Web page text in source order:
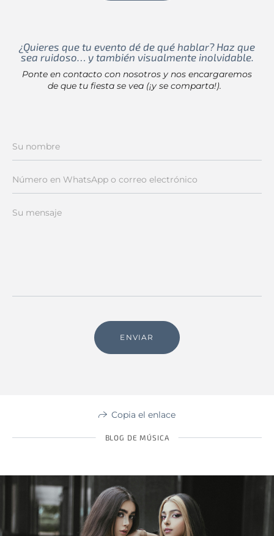
¿Quieres que tu evento dé de qué hablar? Haz que
sea ruidoso… y también visualmente inolvidable.
Ponte en contacto con nosotros y nos encargaremos
de que tu fiesta se vea (¡y se comparta!).
ENVIAR
Copia el enlace
BLOG DE MÚSICA